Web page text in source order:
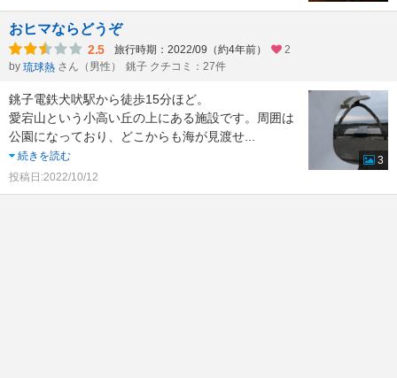
おヒマならどうぞ
2.5 旅行時期：2022/09（約4年前）
2
by 琉球熱 さん（男性） 銚子 クチコミ：27件
銚子電鉄犬吠駅から徒歩15分ほど。
愛宕山という小高い丘の上にある施設です。周囲は
公園になっており、どこからも海が見渡せ
続きを読む
投稿日:2022/10/12
3